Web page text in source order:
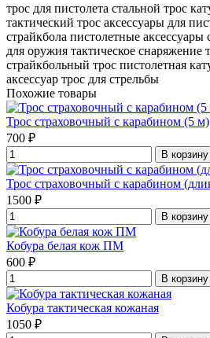
трос для пистолета стальной трос
тактический трос аксессуары для
страйкбола пистолетные аксессуары
для оружия тактическое снаряжение
страйкбольный трос пистолетная
аксессуар трос для стрельбы
Похожие товары
Трос страховочный с карабином (5 м)
700 ₽
В корзину
Трос страховочный с карабином
1500 ₽
В корзину
Кобура белая кож ПМ
600 ₽
В корзину
Кобура тактическая кожаная
1050 ₽